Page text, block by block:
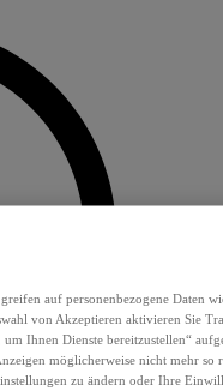
auf personenbezogene Daten
von Akzeptieren aktivieren Sie
um Ihnen Dienste bereitzustellen“
möglicherweise nicht mehr so
zu ändern oder Ihre